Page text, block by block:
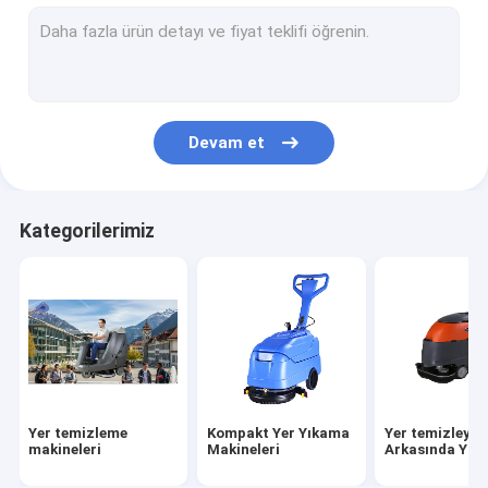
Yer temizleme scooter
Taşınabilir hava üfleyici
Devam et
Kategorilerimiz
Yer temizleme
makineleri
Kompakt Yer Yıkama
Makineleri
Yer
Arkasında